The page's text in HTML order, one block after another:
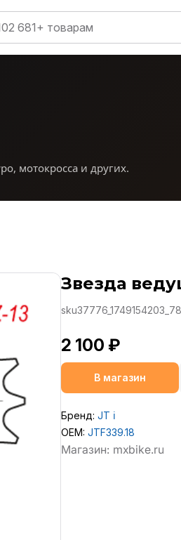
мотокросса и других.
Звезда
2 100 ₽
В магазин
Бренд: JT ℹ️
OEM: JTF339.18